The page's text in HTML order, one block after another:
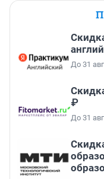
До 31
₽
До 31